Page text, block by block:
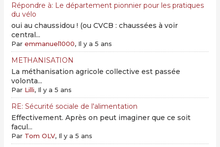
Répondre à: Le département pionnier pour les pratiques
du vélo
oui au chaussidou ! (ou CVCB : chaussées à voir
central...
Paremmanuel1000, Il y a 5 ans
METHANISATION
La méthanisation agricole collective est passée
volonta...
Par Lilli, Il y a 5 ans
RE: Sécurité sociale de l'alimentation
Effectivement. Après on peut imaginer que ce soit
facul...
Par Tom OLV, Il y a 5 ans